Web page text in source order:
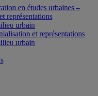
en études urbaines –
représentations
urbain
et représentations
urbain